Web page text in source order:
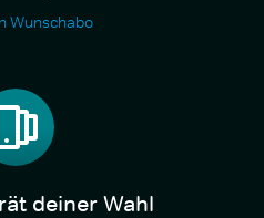
Wunschabo
deiner Wahl